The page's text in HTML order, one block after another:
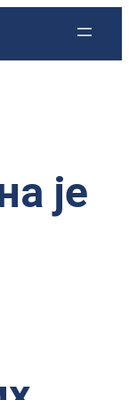
је